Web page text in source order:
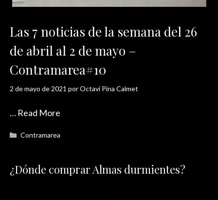
Las 7 noticias de la semana del 26
de abril al 2 de mayo –
Contramarea#10
2 de mayo de 2021 porOctavi Pina Calmet
… Read More
Categorías
Contramarea
¿Dónde comprar Almas durmientes?